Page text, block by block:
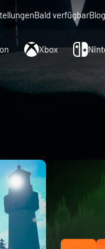
Bald verfügbarBlog
Xbox